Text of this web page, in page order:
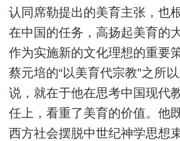
认同席勒提出的美育主张，也
在中国的任务，高扬起美育的
作为实施新的文化理想的重要
蔡元培的“以美育代宗教”之所
说，就在于他在思考中国现代
任上，看重了美育的价值。他
西方社会摆脱中世纪神学思想